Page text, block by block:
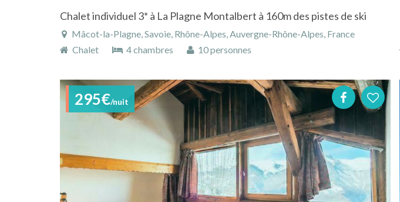
Chalet individuel 3* à La Plagne Montalbert à 160m des pistes de ski
Mâcot-la-Plagne, Savoie, Rhône-Alpes, Auvergne-Rhône-Alpes, France
Chalet
4 chambres 10 personnes
295€/nuit